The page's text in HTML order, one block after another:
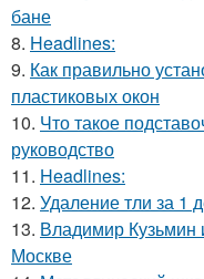
бане
8. Headlines:
9. Как правильно
пластиковых окон
10. Что такое
руководство
11. Headlines:
12. Удаление тли за 1
13. Владимир Кузьмин
Москве